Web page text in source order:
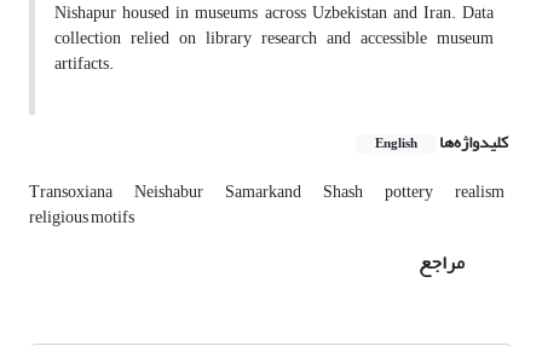
Nishapur housed in museums across Uzbekistan and Iran. Data
collection relied on library research and accessible museum
artifacts.
کلیدواژه‌ها English
Transoxiana Neishabur Samarkand Shash pottery realism
religious motifs
مراجع